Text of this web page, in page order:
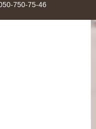
750-75-46